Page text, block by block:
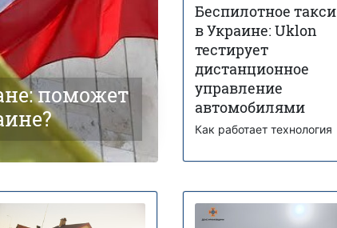
поможет
Беспилотное такси
в Украине: Uklon
тестирует
дистанционное
управление
автомобилями
Как работает технология